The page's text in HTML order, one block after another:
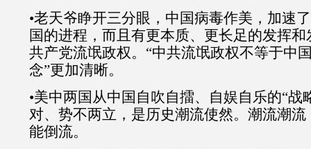
•老天爷睁开三分眼，中国病毒作美，加速
国的进程，而且有更本质、更长足的发挥
共产党流氓政权。“中共流氓政权不等于中
念”更加清晰。
•美中两国从中国自吹自擂、自娱自乐的“战
对、势不两立，是历史潮流使然。潮流潮
能倒流。